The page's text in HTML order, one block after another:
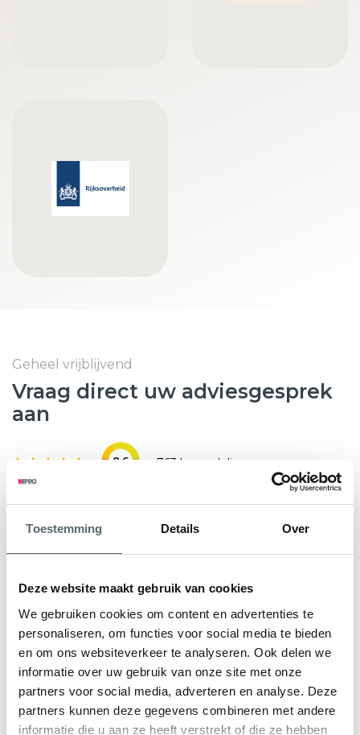
Toestemming Details Over
Deze website maakt gebruik van cookies
We gebruiken cookies om content en advertenties te
personaliseren, om functies voor social media te bieden
en om ons websiteverkeer te analyseren. Ook delen we
informatie over uw gebruik van onze site met onze
partners voor social media, adverteren en analyse. Deze
partners kunnen deze gegevens combineren met andere
informatie die u aan ze heeft verstrekt of die ze hebben
Geheel vrijblijvend
Vraag direct uw adviesgesprek
aan
8.6 763 beoordelingen
kunststof kozijnen, HR++ glas of andere
verduurzamingsmaatregelen? Hepro helpt u graag verder.
woning. We geven direct inzicht in de subsidieregeling Nij
Begun en eventuele aanvullende regelingen.
U ontvangt een persoonlijk advies en een heldere offerte
op maat, zodat u precies weet waar u aan toe bent.